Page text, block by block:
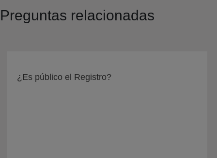
Preguntas relacionadas
¿Es público el Registro?